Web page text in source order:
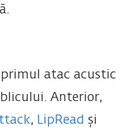
atac acustic
Anterior,
, LipRead și